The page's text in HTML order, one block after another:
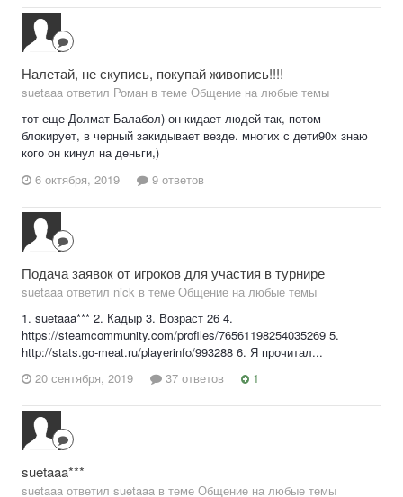
Налетай, не скупись, покупай живопись!!!!
suetaaa ответил Роман в теме Общение на любые темы
тот еще Долмат Балабол) он кидает людей так, потом
блокирует, в черный закидывает везде. многих с дети90х знаю
кого он кинул на деньги,)
6 октября, 2019
9 ответов
Подача заявок от игроков для участия в турнире
suetaaa ответил nick в теме Общение на любые темы
1. suetaaa*** 2. Кадыр 3. Возраст 26 4.
https://steamcommunity.com/profiles/76561198254035269 5.
http://stats.go-meat.ru/playerinfo/993288 6. Я прочитал...
20 сентября, 2019
37 ответов 1
suetaaa***
suetaaa ответил suetaaa в теме Общение на любые темы